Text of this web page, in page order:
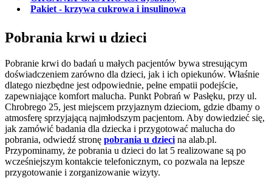
Pakiet - krzywa cukrowa i insulinowa
Pobrania krwi u dzieci
Pobranie krwi do badań u małych pacjentów bywa stresującym
doświadczeniem zarówno dla dzieci, jak i ich opiekunów. Właśnie
dlatego niezbędne jest odpowiednie, pełne empatii podejście,
zapewniające komfort malucha. Punkt Pobrań w Pasłęku, przy ul.
Chrobrego 25, jest miejscem przyjaznym dzieciom, gdzie dbamy o
atmosferę sprzyjającą najmłodszym pacjentom. Aby dowiedzieć się,
jak zamówić badania dla dziecka i przygotować malucha do
pobrania, odwiedź stronę pobrania u dzieci na alab.pl.
Przypominamy, że pobrania u dzieci do lat 5 realizowane są po
wcześniejszym kontakcie telefonicznym, co pozwala na lepsze
przygotowanie i zorganizowanie wizyty.